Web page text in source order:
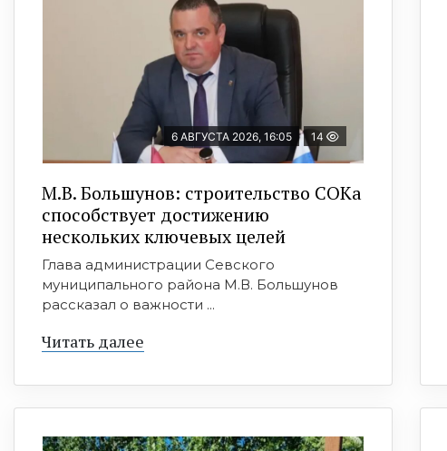
6 АВГУСТА 2026, 16:05 14
М.В. Большунов: строительство СОКа
способствует достижению
нескольких ключевых целей
Глава администрации Севского
муниципального района М.В. Большунов
рассказал о важности ...
Читать далее